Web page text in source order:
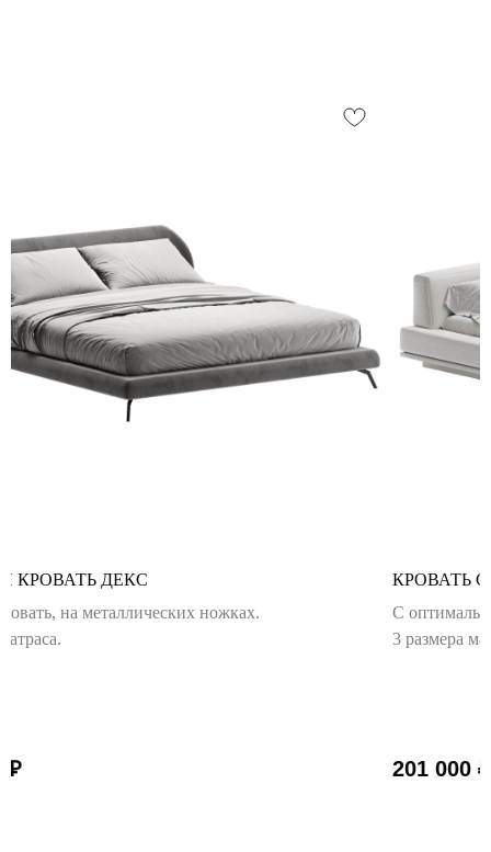
КРОВАТЬ ДЕКС
на металлических ножках.
₽
КРОВАТЬ
С
3 размера
201 000 ₽